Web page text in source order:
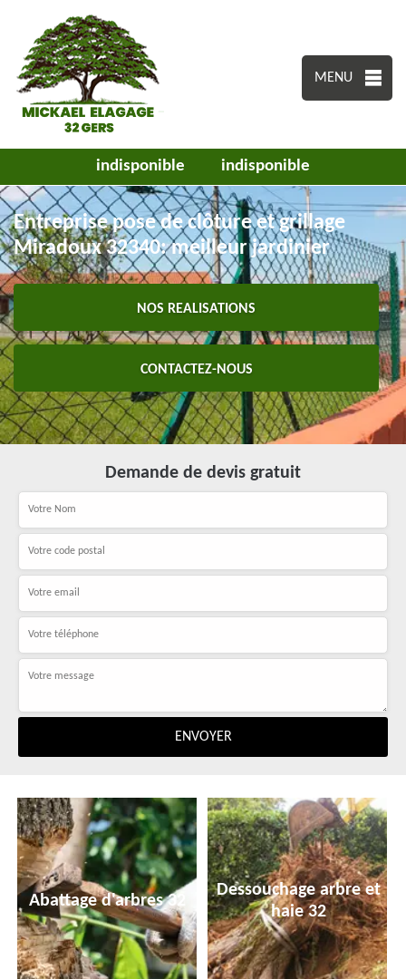
MENU
indisponible indisponible
Entreprise pose de clôture et grillage
Miradoux 32340: meilleur jardinier
NOS REALISATIONS
CONTACTEZ-NOUS
Demande de devis gratuit
Abattage d'arbres 32
Dessouchage arbre et
haie 32